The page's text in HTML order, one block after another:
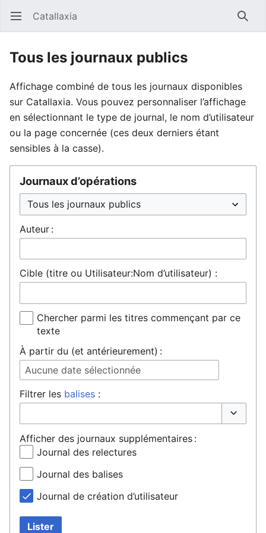
Ouvrir le menu principal Catallaxia
Tous les journaux publics
Affichage combiné de tous les journaux disponibles
sur Catallaxia. Vous pouvez personnaliser l’affichage
en sélectionnant le type de journal, le nom d’utilisateur
ou la page concernée (ces deux derniers étant
sensibles à la casse).
Journaux d’opérations
Auteur :
Cible (titre ou Utilisateur:Nom d’utilisateur) :
Chercher parmi les titres commençant par ce
texte
À partir du (et antérieurement) :
Aucune date sélectionnée
Filtrer les balises :
Afficher des journaux supplémentaires :
Journal des relectures
Journal des balises
Journal de création d’utilisateur
Lister